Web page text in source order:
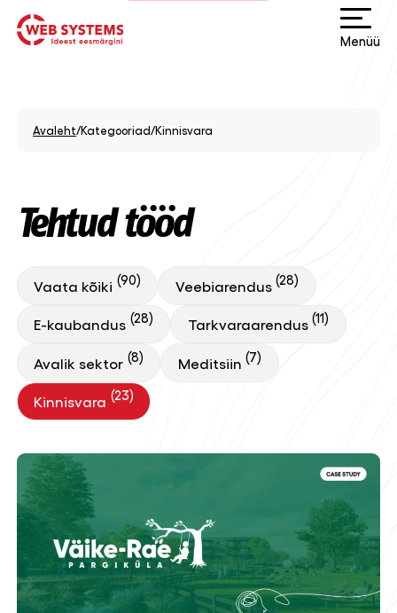
Menüü
Avaleht/Kategooriad/Kinnisvara
Tehtud tööd
Vaata kõiki (90) Veebiarendus (28)
E-kaubandus (28) Tarkvaraarendus (11)
Avalik sektor (8) Meditsiin (7)
Kinnisvara (23)